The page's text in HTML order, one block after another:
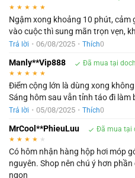
★ ★ ★ ★ ★
Ngậm xong khoảng 10 phút, cảm
vào cuộc thì sung mãn trọn vẹn,
Trả lời • 06/08/2025 • Thích0
Manly**Vip888 Đã mua tại
★ ★ ★ ★ ★
Điểm cộng lớn là dùng xong
Sáng hôm sau vẫn tỉnh táo đi làm
Trả lời • 05/08/2025 • Thích0
MrCool**PhieuLuu Đã mua tại
★ ★ ★ ★ ★
Có hôm nhận hàng hộp hơi móp
nguyên. Shop nên chú ý hơn
ngon